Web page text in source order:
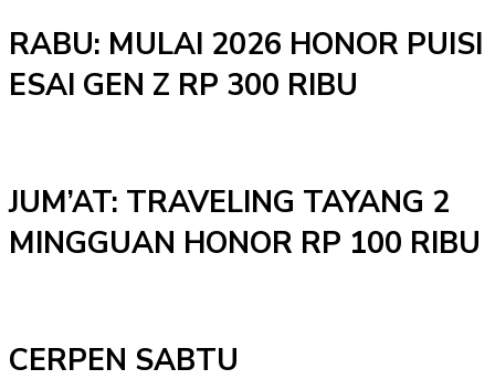
RABU: MULAI 2026 HONOR PUISI
ESAI GEN Z RP 300 RIBU
JUM’AT: TRAVELING TAYANG 2
MINGGUAN HONOR RP 100 RIBU
CERPEN SABTU